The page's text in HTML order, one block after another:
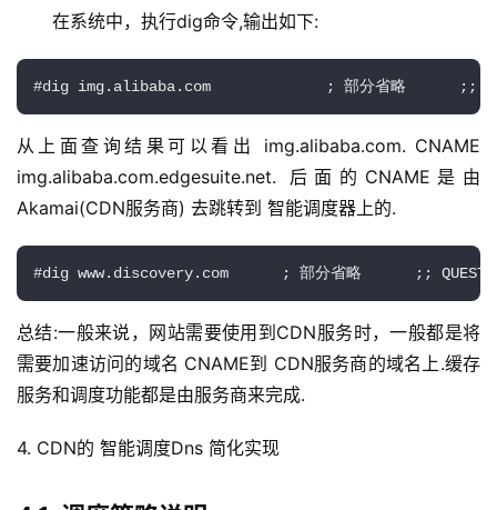
告
在系统中，执行dig命令,输出如下:
#dig img.alibaba.com             ; 部分省略      ;;
从上面查询结果可以看出 img.alibaba.com. CNAME
img.alibaba.com.edgesuite.net. 后面的CNAME是由
Akamai(CDN服务商) 去跳转到 智能调度器上的.
#dig www.discovery.com      ; 部分省略      ;;
总结:一般来说，网站需要使用到CDN服务时，一般都是将
需要加速访问的域名 CNAME到 CDN服务商的域名上.缓存
服务和调度功能都是由服务商来完成.
4. CDN的 智能调度Dns 简化实现